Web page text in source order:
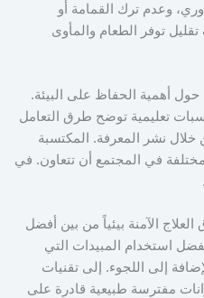
وعدم ترك القمامة أو
توفر الطعام والمأوى
حول أهمية الحفاظ على البيئة.
تعليمية توضح طرق التعامل
خلال نشر المعرفة. المكتسبة
في المجتمع أن تتعاون. في
الآمنة بيئياً من بين أفضل
استخدام المبيدات التي
إلى اللجوء. إلى تقنيات
مفترسة طبيعية قادرة على